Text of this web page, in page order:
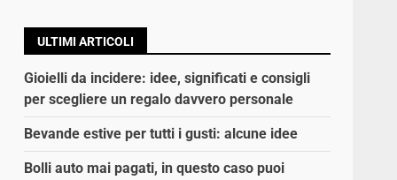
ULTIMI ARTICOLI
Gioielli da incidere: idee, significati e consigli
per scegliere un regalo davvero personale
Bevande estive per tutti i gusti: alcune idee
Bolli auto mai pagati, in questo caso puoi